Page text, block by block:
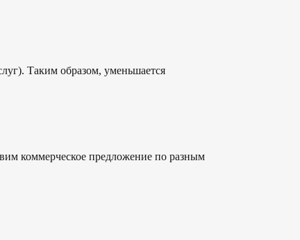
Таким образом, уменьшается
коммерческое предложение по разным